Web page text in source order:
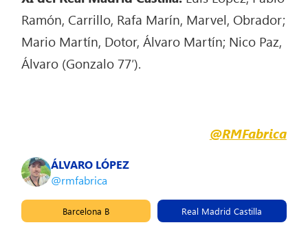
Ramón, Carrillo, Rafa Marín, Marvel, Obrador;
Mario Martín, Dotor, Álvaro Martín; Nico Paz,
Álvaro (Gonzalo 77′).
@RMFabrica
ÁLVARO LÓPEZ
@rmfabrica
Barcelona B Real Madrid Castilla